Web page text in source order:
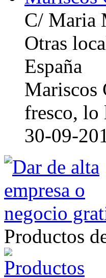
C/ Maria
Otras
España
Mariscos
fresco, lo
30-09-
Productos